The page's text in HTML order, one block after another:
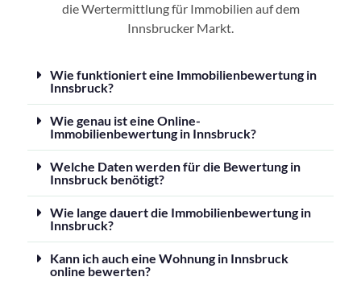
die Wertermittlung für Immobilien auf dem
Innsbrucker Markt.
Wie funktioniert eine Immobilienbewertung in
Innsbruck?
Wie genau ist eine Online-
Immobilienbewertung in Innsbruck?
Welche Daten werden für die Bewertung in
Innsbruck benötigt?
Wie lange dauert die Immobilienbewertung in
Innsbruck?
Kann ich auch eine Wohnung in Innsbruck
online bewerten?